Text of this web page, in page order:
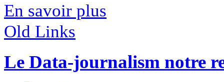
En savoir plus
Old Links
Le Data-journalism notre